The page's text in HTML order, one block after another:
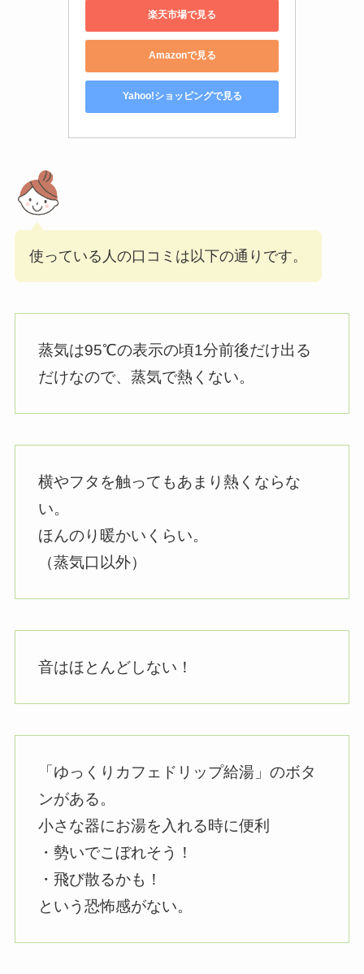
楽天市場で見る
Amazonで見る
Yahoo!ショッピングで見る
使っている人の口コミは以下の通りです。
蒸気は95℃の表示の頃1分前後だけ出る
だけなので、蒸気で熱くない。
横やフタを触ってもあまり熱くならな
い。
ほんのり暖かいくらい。
（蒸気口以外）
音はほとんどしない！
「ゆっくりカフェドリップ給湯」のボタ
ンがある。
小さな器にお湯を入れる時に便利
・勢いでこぼれそう！
・飛び散るかも！
という恐怖感がない。